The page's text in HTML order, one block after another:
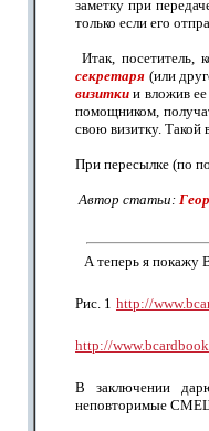
заметку при
только если его
Итак, посетитель,
секретаря (или
визитки и вложив ее
помощником,
свою визитку. Такой
При пересылке (по
Автор статьи:
А теперь я
Рис. 1 http://
http://
В заключении
неповторимые